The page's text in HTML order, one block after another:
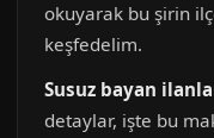
okuyarak bu şirin
keşfedelim.
Susuz bayan
detaylar, işte bu